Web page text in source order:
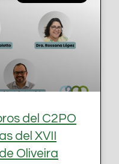
del C2PO
del XVII
Oliveira